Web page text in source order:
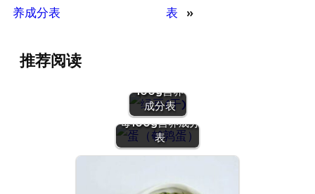
养成分表
表
»
推荐阅读
100g营养
成分表
『蛋（鹌鹑
蛋）』营养价值 |
每100g营养成分
表